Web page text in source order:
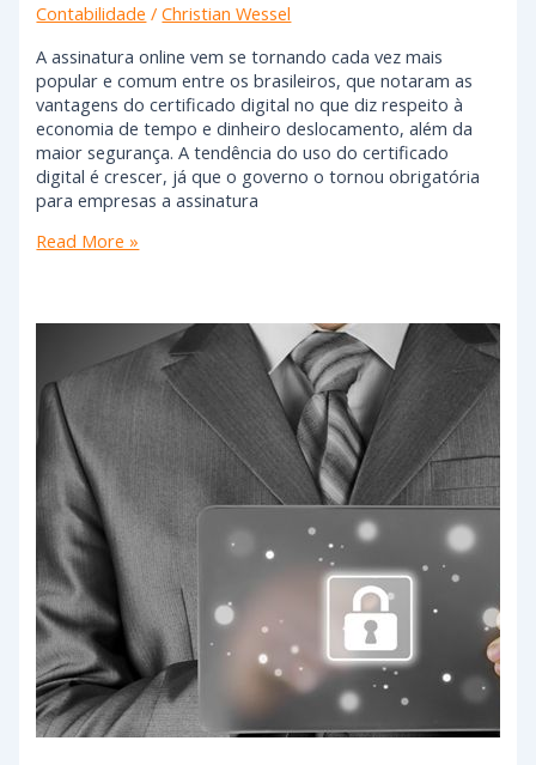
Contabilidade /Christian Wessel
A assinatura online vem se tornando cada vez mais
popular e comum entre os brasileiros, que notaram as
vantagens do certificado digital no que diz respeito à
economia de tempo e dinheiro deslocamento, além da
maior segurança. A tendência do uso do certificado
digital é crescer, já que o governo o tornou obrigatória
para empresas a assinatura
Read More »